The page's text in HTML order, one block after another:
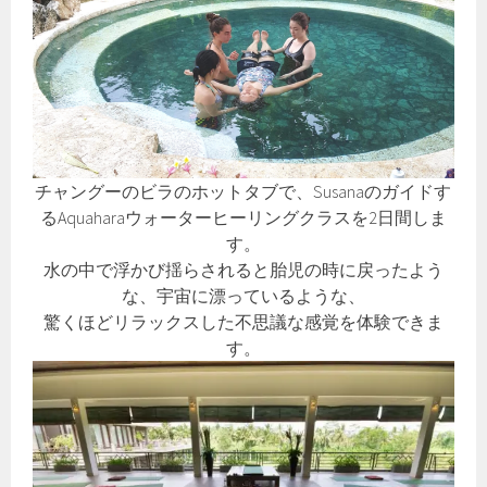
チャングーのビラのホットタブで、Susanaのガイドす
るAquaharaウォーターヒーリングクラスを2日間しま
す。
水の中で浮かび揺らされると胎児の時に戻ったよう
な、宇宙に漂っているような、
驚くほどリラックスした不思議な感覚を体験できま
す。